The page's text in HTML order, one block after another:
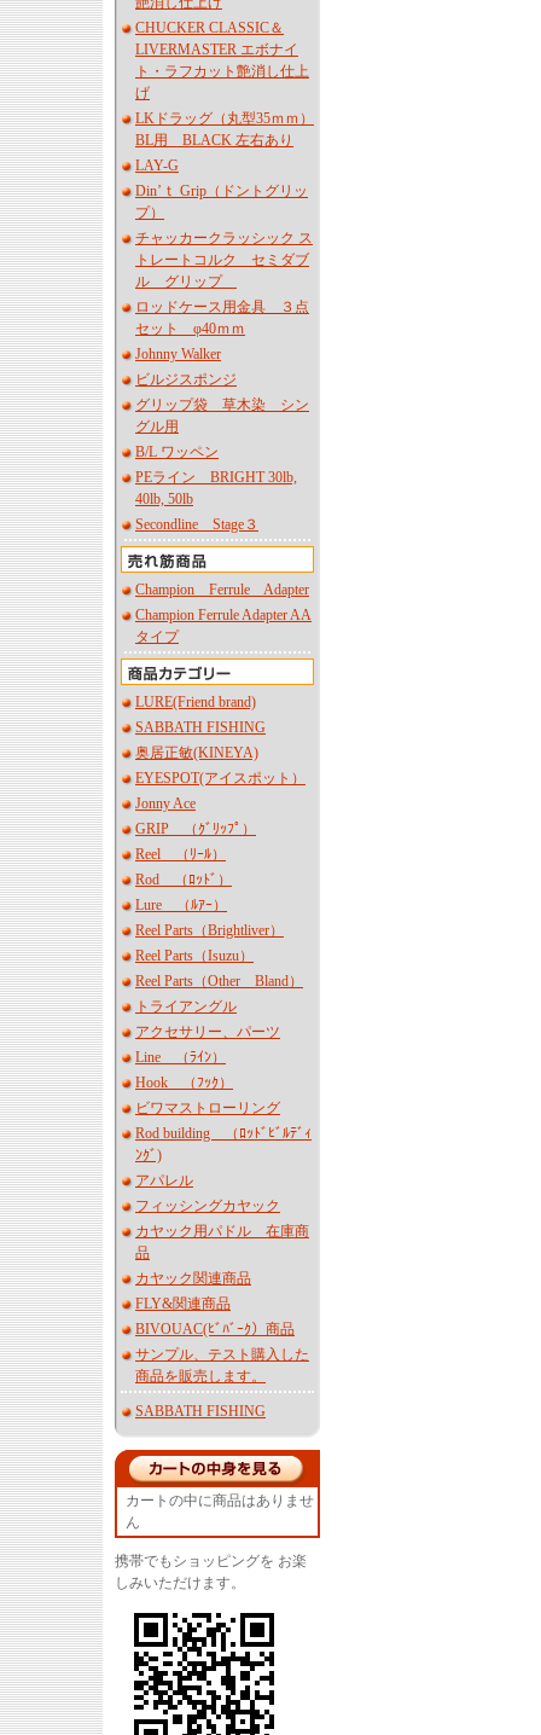
CHUCKER CLASSIC＆
LIVERMASTER エボナイ
ト・ラフカット艶消し仕上
げ
LKドラッグ（丸型35ｍｍ）
BL用 BLACK 左右あり
LAY-G
Din’ｔ Grip（ドントグリッ
プ）
チャッカークラッシック ス
トレートコルク セミダブ
ル グリップ
ロッドケース用金具 ３点
セット φ40ｍｍ
Johnny Walker
ビルジスポンジ
グリップ袋 草木染 シン
グル用
B/L ワッペン
PEライン BRIGHT 30lb,
40lb, 50lb
Secondline Stage３
Champion Ferrule Adapter
Champion Ferrule Adapter AA
タイプ
LURE(Friend brand)
SABBATH FISHING
奥居正敏(KINEYA)
EYESPOT(アイスポット）
Jonny Ace
GRIP （ｸﾞﾘｯﾌﾟ）
Reel （ﾘｰﾙ）
Rod （ﾛｯﾄﾞ）
Lure （ﾙｱｰ）
Reel Parts（Brightliver）
Reel Parts（Isuzu）
Reel Parts（Other Bland）
トライアングル
アクセサリー、パーツ
Line （ﾗｲﾝ）
Hook （ﾌｯｸ）
ビワマストローリング
Rod building （ﾛｯﾄﾞﾋﾞﾙﾃﾞｨ
ﾝｸﾞ)
アパレル
フィッシングカヤック
カヤック用パドル 在庫商
品
カヤック関連商品
FLY&関連商品
BIVOUAC(ﾋﾞﾊﾞｰｸ）商品
サンプル、テスト購入した
商品を販売します。
SABBATH FISHING
カートの中に商品はありませ
ん
携帯でもショッピングを お楽
しみいただけます。